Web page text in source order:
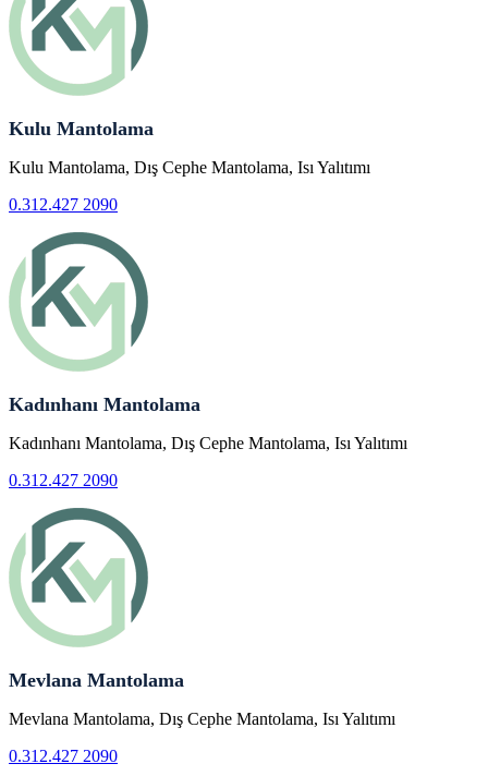
Kulu Mantolama
Kulu Mantolama, Dış Cephe Mantolama, Isı Yalıtımı
0.312.427 2090
Kadınhanı Mantolama
Kadınhanı Mantolama, Dış Cephe Mantolama, Isı Yalıtımı
0.312.427 2090
Mevlana Mantolama
Mevlana Mantolama, Dış Cephe Mantolama, Isı Yalıtımı
0.312.427 2090